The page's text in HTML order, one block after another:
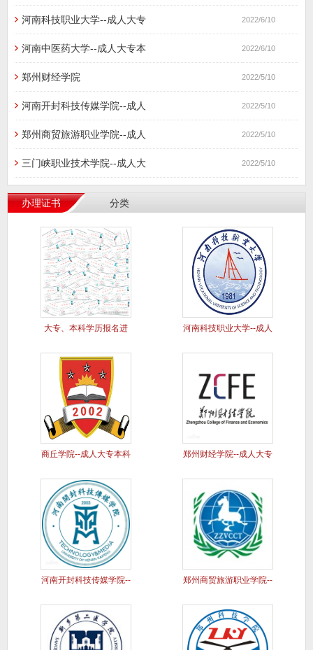
河南科技职业大学--成人大专 2022/6/10
河南中医药大学--成人大专本 2022/6/10
郑州财经学院 2022/5/10
河南开封科技传媒学院--成人 2022/5/10
郑州商贸旅游职业学院--成人 2022/5/10
三门峡职业技术学院--成人大 2022/5/10
办理证书 分类
大专、本科学历报名进 河南科技职业大学--成人
商丘学院--成人大专本科 郑州财经学院--成人大专
河南开封科技传媒学院-- 郑州商贸旅游职业学院--